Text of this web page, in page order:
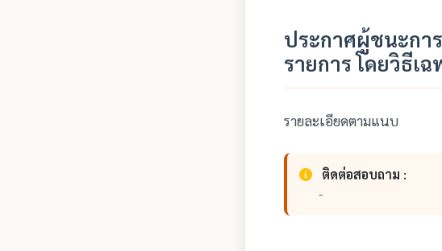
ประกาศผู้ชนะกา
รายการ โดยวิธีเฉ
รายละเอียดตามแนบ
ติดต่อสอบถาม :
-